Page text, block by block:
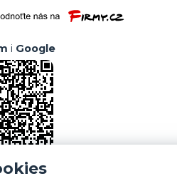
i Google